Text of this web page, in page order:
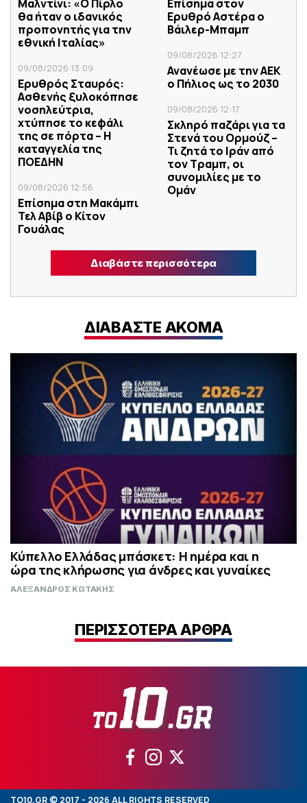
Μαλντίνι: «Ο Πίρλο
θα ήταν ο ιδανικός
προπονητής για την
εθνική Ιταλίας»
09/08/2026 13:09
Ερυθρός Σταυρός:
Ασθενής ξυλοκόπησε
νοσηλεύτρια,
χτύπησε το κεφάλι
της σε πόρτα – Η
καταγγελία της
ΠΟΕΔΗΝ
09/08/2026 12:56
Επίσημα στη Μακάμπι
Τελ Αβίβ ο Κίτον
Γουάλας
Επίσημα στον
Ερυθρό Αστέρα ο
Βάιλερ-Μπαμπ
09/08/2026 12:27
Ανανέωσε με την ΑΕΚ
ο Πήλιος ως το 2030
09/08/2026 12:17
Σκληρό παζάρι για τα
Στενά του Ορμούζ –
Τι ζητά το Ιράν από
τον Τραμπ, οι
συνομιλίες με το
Ομάν
Διαβάστε περισσότερα
ΔΙΑΒΑΣΤΕ ΑΚΟΜΑ
Κύπελλο Ελλάδας μπάσκετ: Η ημέρα και η
ώρα της κλήρωσης για άνδρες και γυναίκες
ΑΛΕΞΑΝΔΡΟΣ ΚΩΤΑΚΗΣ
ΠΕΡΙΣΣΟΤΕΡΑ ΑΡΘΡΑ
TO10.GR © 2017 - 2026 ALL RIGHTS RESERVED